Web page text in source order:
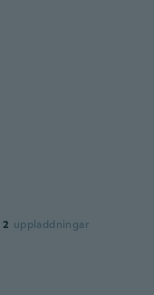
2 uppladdningar